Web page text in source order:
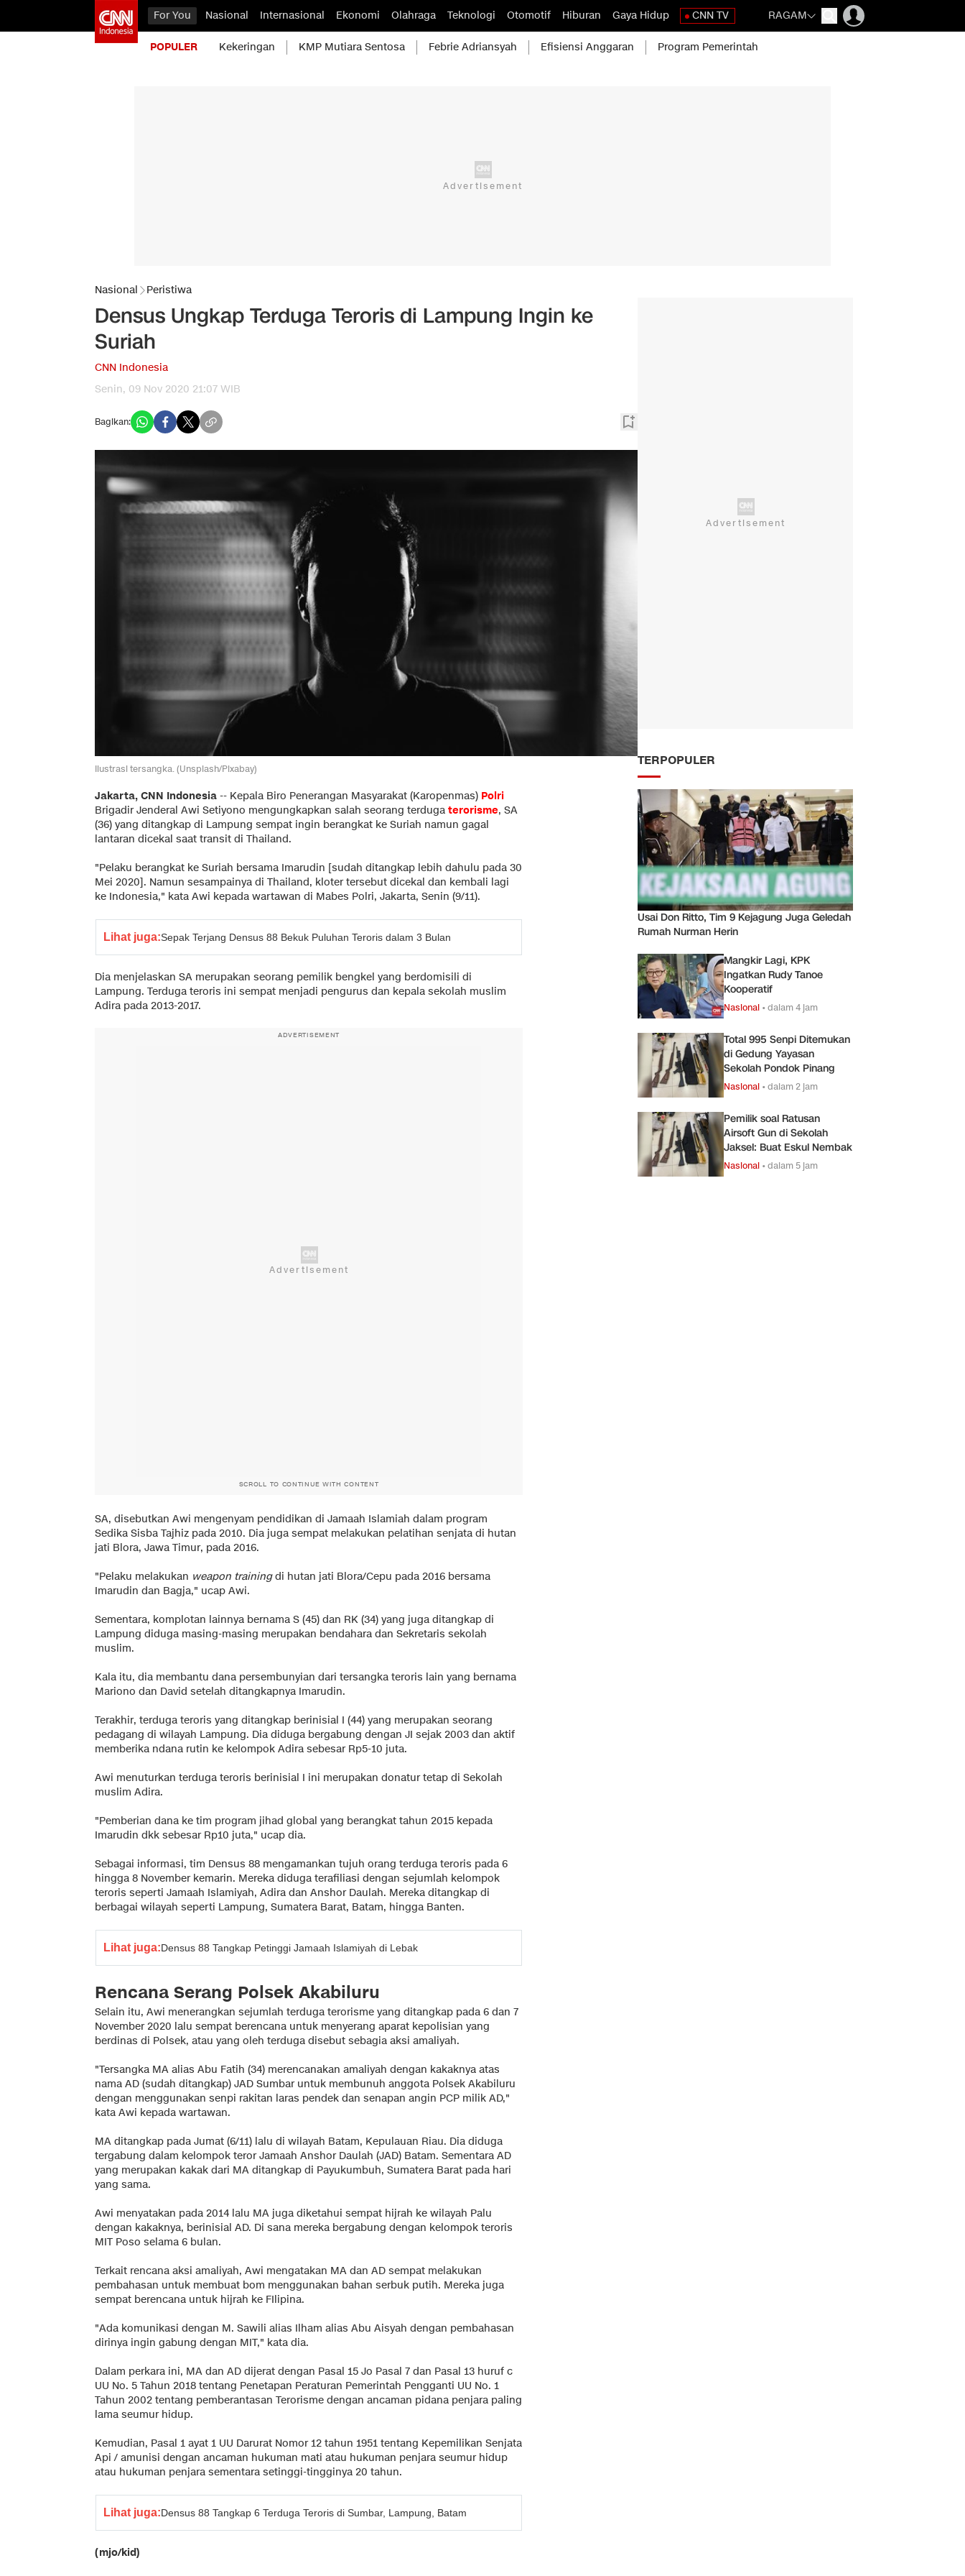
For You Nasional Internasional Ekonomi Olahraga Teknologi Otomotif Hiburan Gaya Hidup CNN TV RAGAM
POPULER Kekeringan KMP Mutiara Sentosa Febrie Adriansyah Efisiensi Anggaran Program Pemerintah
Nasional Peristiwa
Densus Ungkap Terduga Teroris di Lampung Ingin ke
Suriah
CNN Indonesia
Senin, 09 Nov 2020 21:07 WIB
Bagikan:
Ilustrasi tersangka. (Unsplash/Pixabay)
Jakarta, CNN Indonesia -- Kepala Biro Penerangan Masyarakat (Karopenmas) Polri
Brigadir Jenderal Awi Setiyono mengungkapkan salah seorang terduga terorisme, SA
(36) yang ditangkap di Lampung sempat ingin berangkat ke Suriah namun gagal
lantaran dicekal saat transit di Thailand.
"Pelaku berangkat ke Suriah bersama Imarudin [sudah ditangkap lebih dahulu pada 30
Mei 2020]. Namun sesampainya di Thailand, kloter tersebut dicekal dan kembali lagi
ke Indonesia," kata Awi kepada wartawan di Mabes Polri, Jakarta, Senin (9/11).
Lihat juga:Sepak Terjang Densus 88 Bekuk Puluhan Teroris dalam 3 Bulan
Dia menjelaskan SA merupakan seorang pemilik bengkel yang berdomisili di
Lampung. Terduga teroris ini sempat menjadi pengurus dan kepala sekolah muslim
Adira pada 2013-2017.
ADVERTISEMENT
SCROLL TO CONTINUE WITH CONTENT
SA, disebutkan Awi mengenyam pendidikan di Jamaah Islamiah dalam program
Sedika Sisba Tajhiz pada 2010. Dia juga sempat melakukan pelatihan senjata di hutan
jati Blora, Jawa Timur, pada 2016.
"Pelaku melakukan weapon trainingdi hutan jati Blora/Cepu pada 2016 bersama
Imarudin dan Bagja," ucap Awi.
Sementara, komplotan lainnya bernama S (45) dan RK (34) yang juga ditangkap di
Lampung diduga masing-masing merupakan bendahara dan Sekretaris sekolah
muslim.
Kala itu, dia membantu dana persembunyian dari tersangka teroris lain yang bernama
Mariono dan David setelah ditangkapnya Imarudin.
Terakhir, terduga teroris yang ditangkap berinisial I (44) yang merupakan seorang
pedagang di wilayah Lampung. Dia diduga bergabung dengan JI sejak 2003 dan aktif
memberika ndana rutin ke kelompok Adira sebesar Rp5-10 juta.
Awi menuturkan terduga teroris berinisial I ini merupakan donatur tetap di Sekolah
muslim Adira.
"Pemberian dana ke tim program jihad global yang berangkat tahun 2015 kepada
Imarudin dkk sebesar Rp10 juta," ucap dia.
Sebagai informasi, tim Densus 88 mengamankan tujuh orang terduga teroris pada 6
hingga 8 November kemarin. Mereka diduga terafiliasi dengan sejumlah kelompok
teroris seperti Jamaah Islamiyah, Adira dan Anshor Daulah. Mereka ditangkap di
berbagai wilayah seperti Lampung, Sumatera Barat, Batam, hingga Banten.
Lihat juga:Densus 88 Tangkap Petinggi Jamaah Islamiyah di Lebak
Rencana Serang Polsek Akabiluru
Selain itu, Awi menerangkan sejumlah terduga terorisme yang ditangkap pada 6 dan 7
November 2020 lalu sempat berencana untuk menyerang aparat kepolisian yang
berdinas di Polsek, atau yang oleh terduga disebut sebagia aksi amaliyah.
"Tersangka MA alias Abu Fatih (34) merencanakan amaliyah dengan kakaknya atas
nama AD (sudah ditangkap) JAD Sumbar untuk membunuh anggota Polsek Akabiluru
dengan menggunakan senpi rakitan laras pendek dan senapan angin PCP milik AD,"
kata Awi kepada wartawan.
MA ditangkap pada Jumat (6/11) lalu di wilayah Batam, Kepulauan Riau. Dia diduga
tergabung dalam kelompok teror Jamaah Anshor Daulah (JAD) Batam. Sementara AD
yang merupakan kakak dari MA ditangkap di Payukumbuh, Sumatera Barat pada hari
yang sama.
Awi menyatakan pada 2014 lalu MA juga diketahui sempat hijrah ke wilayah Palu
dengan kakaknya, berinisial AD. Di sana mereka bergabung dengan kelompok teroris
MIT Poso selama 6 bulan.
Terkait rencana aksi amaliyah, Awi mengatakan MA dan AD sempat melakukan
pembahasan untuk membuat bom menggunakan bahan serbuk putih. Mereka juga
sempat berencana untuk hijrah ke FIlipina.
"Ada komunikasi dengan M. Sawili alias Ilham alias Abu Aisyah dengan pembahasan
dirinya ingin gabung dengan MIT," kata dia.
Dalam perkara ini, MA dan AD dijerat dengan Pasal 15 Jo Pasal 7 dan Pasal 13 huruf c
UU No. 5 Tahun 2018 tentang Penetapan Peraturan Pemerintah Pengganti UU No. 1
Tahun 2002 tentang pemberantasan Terorisme dengan ancaman pidana penjara paling
lama seumur hidup.
Kemudian, Pasal 1 ayat 1 UU Darurat Nomor 12 tahun 1951 tentang Kepemilikan Senjata
Api / amunisi dengan ancaman hukuman mati atau hukuman penjara seumur hidup
atau hukuman penjara sementara setinggi-tingginya 20 tahun.
Lihat juga:Densus 88 Tangkap 6 Terduga Teroris di Sumbar, Lampung, Batam
(mjo/kid)
TERPOPULER
Usai Don Ritto, Tim 9 Kejagung Juga Geledah
Rumah Nurman Herin
Mangkir Lagi, KPK
Ingatkan Rudy Tanoe
Kooperatif
Nasional •dalam 4 jam
Total 995 Senpi Ditemukan
di Gedung Yayasan
Sekolah Pondok Pinang
Nasional •dalam 2 jam
Pemilik soal Ratusan
Airsoft Gun di Sekolah
Jaksel: Buat Eskul Nembak
Nasional •dalam 5 jam